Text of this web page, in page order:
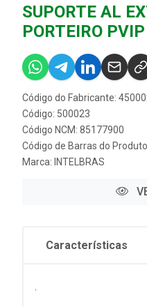
SUPORTE AL
PORTEIRO
Código do Fabricante:
Código: 500023
Código NCM: 85177900
Código de Barras do
Marca: INTELBRAS
Características
.